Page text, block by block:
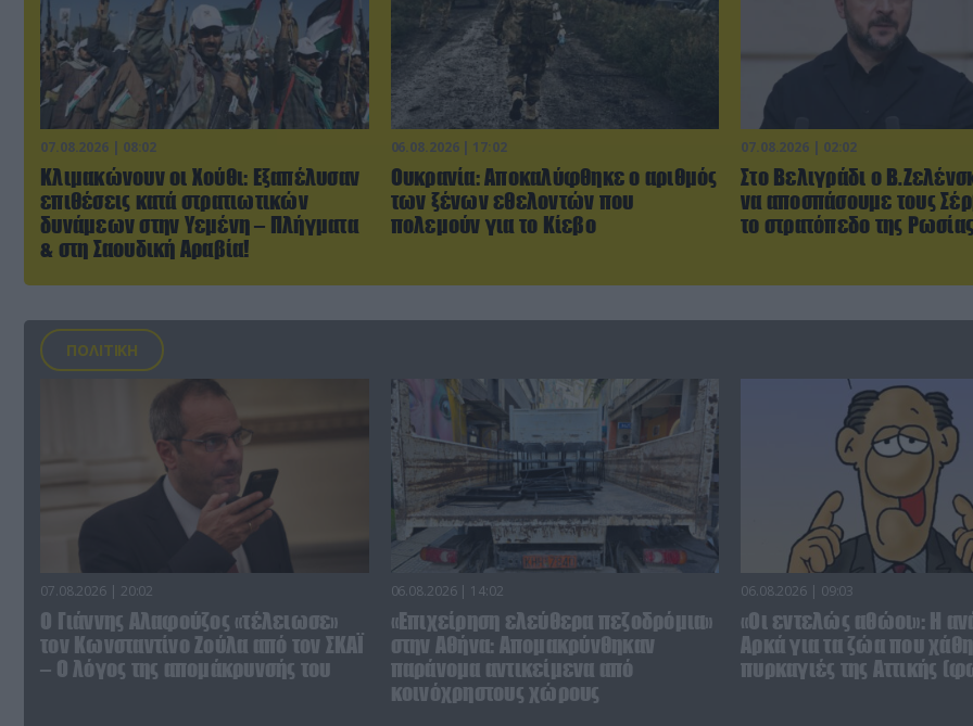
07.08.2026 | 08:02
Κλιμακώνουν οι Χούθι: Eξαπέλυσαν
επιθέσεις κατά στρατιωτικών
δυνάμεων στην Υεμένη – Πλήγματα
& στη Σαουδική Αραβία!
06.08.2026 | 17:02
Ουκρανία: Αποκαλύφθηκε ο αριθμός
των ξένων εθελοντών που
πολεμούν για το Κίεβο
07.08.2026 | 02:02
Στο Βελιγράδι ο
να αποσπάσουμε τους
το στρατόπεδο της
ΠΟΛΙΤΙΚΗ
07.08.2026 | 20:02
Ο Γιάννης Αλαφούζος «τέλειωσε»
τον Κωνσταντίνο Ζούλα από τον ΣΚΑΪ
– Ο λόγος της απομάκρυνσής του
06.08.2026 | 14:02
«Επιχείρηση ελεύθερα πεζοδρόμια»
στην Αθήνα: Απομακρύνθηκαν
παράνομα αντικείμενα από
κοινόχρηστους χώρους
06.08.2026 | 09:03
«Οι εντελώς αθώοι»: Η
Αρκά για τα ζώα που
πυρκαγιές της Αττικής